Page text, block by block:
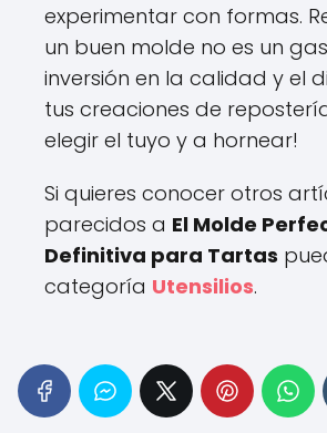
experimentar con formas.
un buen molde no es un
inversión en la calidad y el
tus creaciones de
elegir el tuyo y a hornear!
Si quieres conocer otros
parecidos a El Molde
Definitiva para Tartas
categoría Utensilios.